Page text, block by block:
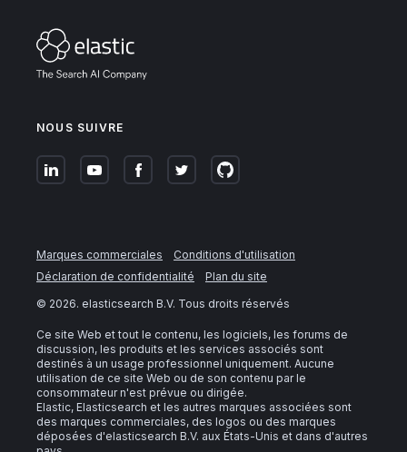
NOUS SUIVRE
Marques commerciales
Conditions d'utilisation
Déclaration de confidentialité
Plan du site
© 2026. elasticsearch B.V. Tous droits réservés
Ce site Web et tout le contenu, les logiciels, les forums de
discussion, les produits et les services associés sont
destinés à un usage professionnel uniquement. Aucune
utilisation de ce site Web ou de son contenu par le
consommateur n'est prévue ou dirigée.
Elastic, Elasticsearch et les autres marques associées sont
des marques commerciales, des logos ou des marques
déposées d'elasticsearch B.V. aux États-Unis et dans d'autres